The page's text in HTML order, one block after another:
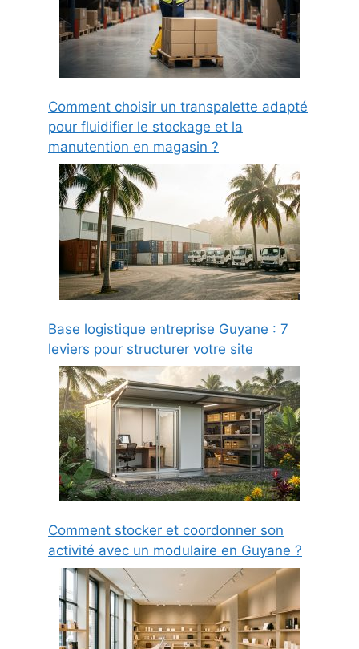
Comment choisir un transpalette adapté
pour fluidifier le stockage et la
manutention en magasin ?
Base logistique entreprise Guyane : 7
leviers pour structurer votre site
Comment stocker et coordonner son
activité avec un modulaire en Guyane ?